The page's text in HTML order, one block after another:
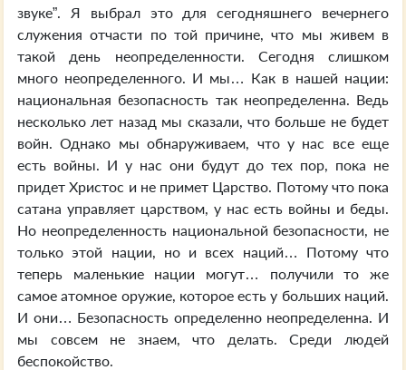
звуке”. Я выбрал это для сегодняшнего вечернего
служения отчасти по той причине, что мы живем в
такой день неопределенности. Сегодня слишком
много неопределенного. И мы… Как в нашей нации:
национальная безопасность так неопределенна. Ведь
несколько лет назад мы сказали, что больше не будет
войн. Однако мы обнаруживаем, что у нас все еще
есть войны. И у нас они будут до тех пор, пока не
придет Христос и не примет Царство. Потому что пока
сатана управляет царством, у нас есть войны и беды.
Но неопределенность национальной безопасности, не
только этой нации, но и всех наций… Потому что
теперь маленькие нации могут… получили то же
самое атомное оружие, которое есть у больших наций.
И они… Безопасность определенно неопределенна. И
мы совсем не знаем, что делать. Среди людей
беспокойство.